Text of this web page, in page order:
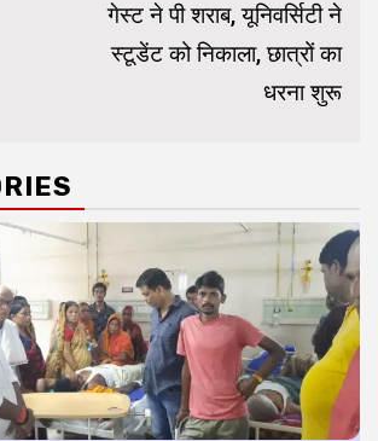
गेस्ट ने पी शराब, यूनिवर्सिटी ने
स्टूडेंट को निकाला, छात्रों का
धरना शुरू